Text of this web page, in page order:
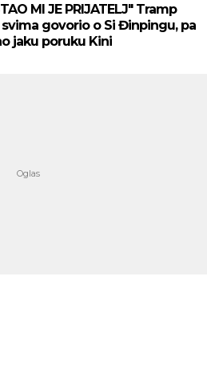
MI JE PRIJATELJ" Tramp
govorio o Si Đinpingu, pa
jaku poruku Kini